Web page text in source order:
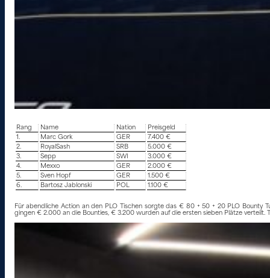
Rang Name Nation
Preisgeld
1.
Marc Gork GER
7.400 €
2.
RoyalSash SRB
5.000 €
3.
Sepp SWI
3.000 €
4.
Mexxo GER
2.000 €
5.
Sven Hopf GER
1.500 €
6.
Bartosz Jablonski POL 1.100 €
Für abendliche Action an den PLO Tischen sorgte das € 80 + 50 + 20 PLO
gingen € 2.000 an die Bounties, € 3.200 wurden auf die ersten sieben Plätze verteilt.